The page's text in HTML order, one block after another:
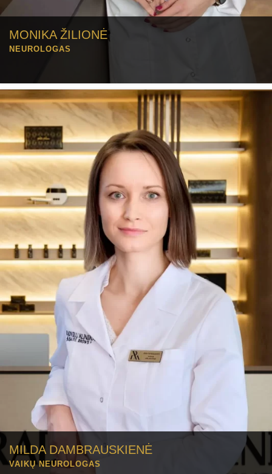
MONIKA ŽILIONĖ
NEUROLOGAS
MILDA DAMBRAUSKIENĖ
VAIKŲ NEUROLOGAS